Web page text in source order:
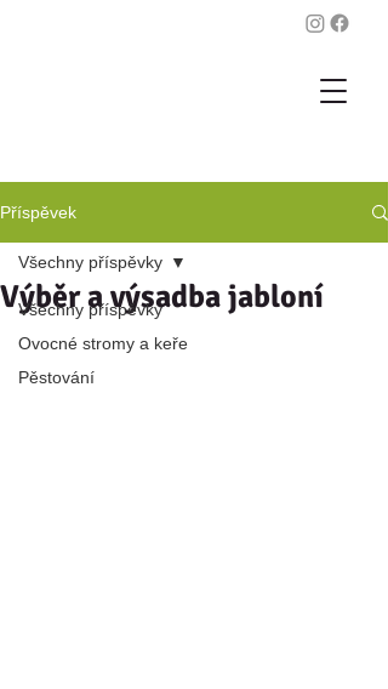
Příspěvek
Všechny příspěvky
Ovocné stromy a keře
Pěstování
Všechny příspěvky
Výběr a výsadba jabloní